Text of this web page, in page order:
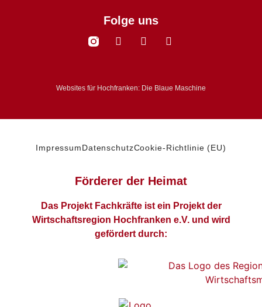
Folge uns
Websites für Hochfranken: Die Blaue Maschine
ImpressumDatenschutzCookie-Richtlinie (EU)
Förderer der Heimat
Das Projekt Fachkräfte ist ein Projekt der
Wirtschaftsregion Hochfranken e.V. und wird
gefördert durch: